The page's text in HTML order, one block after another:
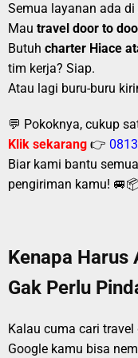
Semua layanan ada di
Mau travel door to
Butuh charter Hiace
tim kerja? Siap.
Atau lagi buru-buru
💬 Pokoknya, cukup
Klik sekarang 👉
Biar kami bantu
pengiriman kamu!
Kenapa Harus
Gak Perlu
Kalau cuma cari
Google kamu bisa